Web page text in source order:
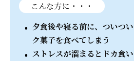
こんな方に・・・
夕食後や寝る前に、ついつ
ク菓子を食べてしまう
ストレスが溜まるとドカ食